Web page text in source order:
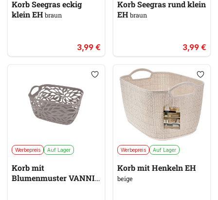
Korb Seegras eckig
klein EH braun
3,99 €
Korb Seegras rund klein
EH braun
3,99 €
Werbepreis Auf Lager
Korb mit
Blumenmuster VANNI
Werbepreis Auf Lager
Korb mit Henkeln EH
beige